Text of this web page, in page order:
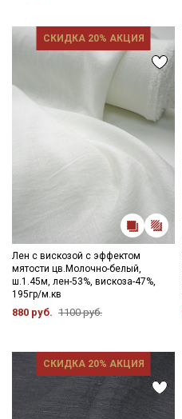
СКИДКА 20% АКЦИЯ
Лен с вискозой с эффектом
мятости цв.Молочно-белый,
ш.1.45м, лен-53%, вискоза-47%,
195гр/м.кв
880 руб. 1100 руб.
СКИДКА 20% АКЦИЯ